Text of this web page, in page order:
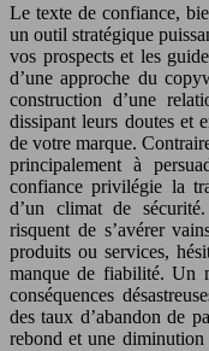
Le texte de confiance,
un outil stratégique
vos prospects et les
d’une approche du
construction d’une
dissipant leurs doutes et
de votre marque.
principalement à
confiance privilégie la
d’un climat de
risquent de s’avérer
produits ou services,
manque de fiabilité. Un
conséquences
des taux d’abandon de
rebond et une diminution